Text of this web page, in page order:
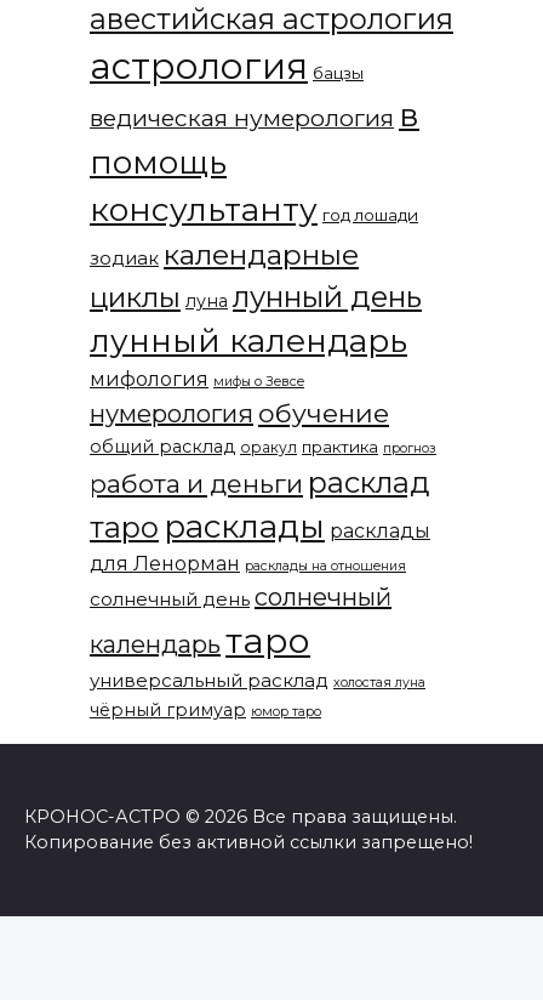
авестийская астрология
астрология бацзы
ведическая нумерология в
помощь
консультанту год лошади
зодиак календарные
циклы луна лунный день
лунный календарь
мифология мифы о Зевсе
нумерология обучение
общий расклад оракул практика прогноз
работа и деньги расклад
таро расклады расклады
для Ленорман расклады на отношения
солнечный день солнечный
календарьтаро
универсальный расклад холостая луна
чёрный гримуар юмор таро
КРОНОС-АСТРО © 2026 Все права защищены.
Копирование без активной ссылки запрещено!